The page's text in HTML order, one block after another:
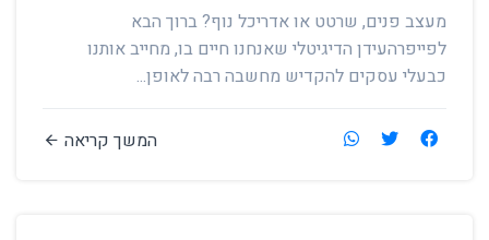
מעצב פנים, שרטט או אדריכל נוף? ברוך הבא
לפייפרהעידן הדיגיטלי שאנחנו חיים בו, מחייב אותנו
כבעלי עסקים להקדיש מחשבה רבה לאופן...
המשך קריאה